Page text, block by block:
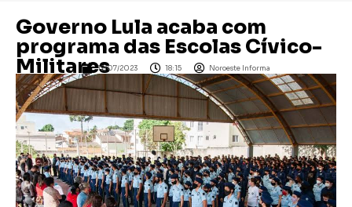
Governo Lula acaba com
programa das Escolas Cívico-
Militares12/07/2023 18:15 Noroeste Informa